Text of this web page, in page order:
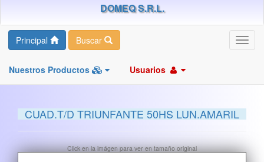
DOMEQ S.R.L.
Principal Buscar
Nuestros Productos Usuarios
CUAD.T/D TRIUNFANTE 50HS LUN.AMARIL
Click en la imágen para ver en tamaño original